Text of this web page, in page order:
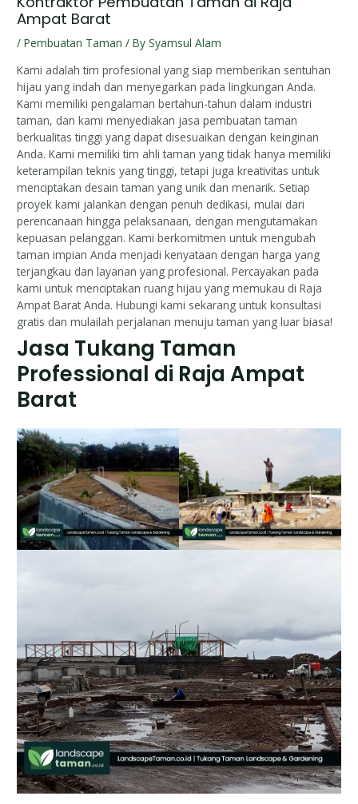
Ampat Barat
/Pembuatan Taman / BySyamsul Alam
Kami adalah tim profesional yang siap memberikan sentuhan
hijau yang indah dan menyegarkan pada lingkungan Anda.
Kami memiliki pengalaman bertahun-tahun dalam industri
taman, dan kami menyediakan jasa pembuatan taman
berkualitas tinggi yang dapat disesuaikan dengan keinginan
Anda. Kami memiliki tim ahli taman yang tidak hanya memiliki
keterampilan teknis yang tinggi, tetapi juga kreativitas untuk
menciptakan desain taman yang unik dan menarik. Setiap
proyek kami jalankan dengan penuh dedikasi, mulai dari
perencanaan hingga pelaksanaan, dengan mengutamakan
kepuasan pelanggan. Kami berkomitmen untuk mengubah
taman impian Anda menjadi kenyataan dengan harga yang
terjangkau dan layanan yang profesional. Percayakan pada
kami untuk menciptakan ruang hijau yang memukau di Raja
Ampat Barat Anda. Hubungi kami sekarang untuk konsultasi
gratis dan mulailah perjalanan menuju taman yang luar biasa!
Jasa Tukang Taman
Professional di Raja Ampat
Barat